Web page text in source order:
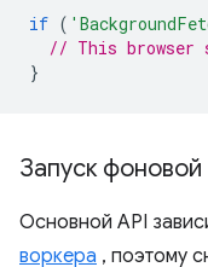
if (
// This browser
}
Запуск
Основной API
воркера , поэтому